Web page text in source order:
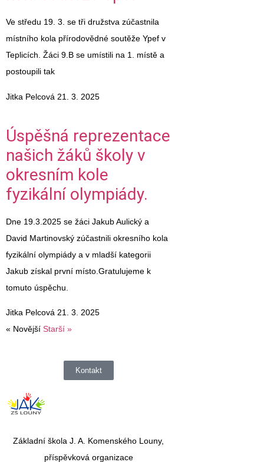
Ve středu 19. 3. se tři družstva zúčastnila
místního kola přírodovědné soutěže Ypef v
Teplicích. Žáci 9.B se umístili na 1. místě a
postoupili tak
Jitka Pelcová 21. 3. 2025
Úspěšná reprezentace
našich žáků školy v
okresním kole
fyzikální olympiády.
Dne 19.3.2025 se žáci Jakub Aulický a
David Martinovský zúčastnili okresního kola
fyzikální olympiády a v mladší kategorii
Jakub získal první místo.Gratulujeme k
tomuto úspěchu.
Jitka Pelcová 21. 3. 2025
« Novější Starší »
Kontakt
Základní škola J. A. Komenského Louny,
příspěvková organizace